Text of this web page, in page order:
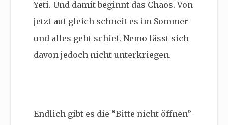
Yeti. Und damit beginnt das Chaos. Von
jetzt auf gleich schneit es im Sommer
und alles geht schief. Nemo lässt sich
davon jedoch nicht unterkriegen.
Endlich gibt es die “Bitte nicht öffnen”-